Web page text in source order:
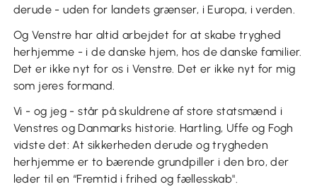
derude - uden for landets grænser, i Europa, i verden.
Og Venstre har altid arbejdet for at skabe tryghed
herhjemme - i de danske hjem, hos de danske familier.
Det er ikke nyt for os i Venstre. Det er ikke nyt for mig
som jeres formand.
Vi - og jeg - står på skuldrene af store statsmænd i
Venstres og Danmarks historie. Hartling, Uffe og Fogh
vidste det: At sikkerheden derude og trygheden
herhjemme er to bærende grundpiller i den bro, der
leder til en “Fremtid i frihed og fællesskab".